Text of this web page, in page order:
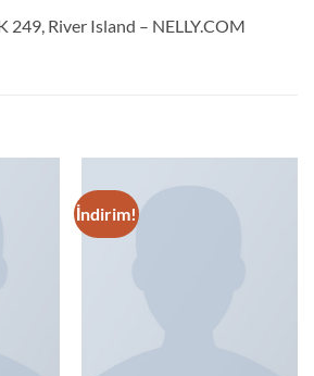
249, River Island – NELLY.COM
İndirim!